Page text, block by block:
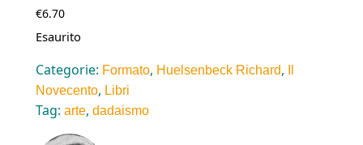
€6.70
Esaurito
Categorie: Formato, Huelsenbeck Richard,
Novecento, Libri
Tag: arte, dadaismo